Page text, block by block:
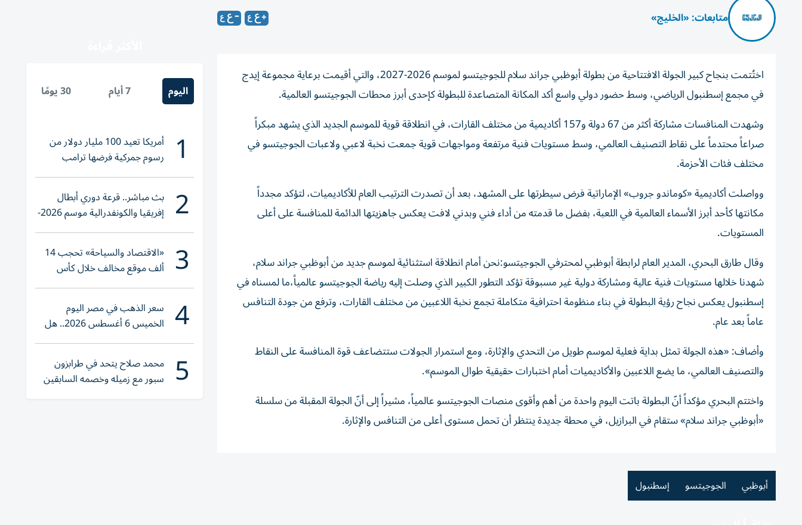
متابعات: «الخليج»
اختُتمت بنجاح كبير الجولة الافتتاحية من بطولة أبوظبي جراند سلام للجوجيتسو لموسم 2026-2027، والتي أقيمت برعاية مجموعة إيدج
في مجمع إسطنبول الرياضي، وسط حضور دولي واسع أكد المكانة المتصاعدة للبطولة كإحدى أبرز محطات الجوجيتسو العالمية.
وشهدت المنافسات مشاركة أكثر من 67 دولة و157 أكاديمية من مختلف القارات، في انطلاقة قوية للموسم الجديد الذي يشهد مبكراً
صراعاً محتدماً على نقاط التصنيف العالمي، وسط مستويات فنية مرتفعة ومواجهات قوية جمعت نخبة لاعبي ولاعبات الجوجيتسو في
مختلف فئات الأحزمة.
وواصلت أكاديمية «كوماندو جروب» الإماراتية فرض سيطرتها على المشهد، بعد أن تصدرت الترتيب العام للأكاديميات، لتؤكد مجدداً
مكانتها كأحد أبرز الأسماء العالمية في اللعبة، بفضل ما قدمته من أداء فني وبدني لافت يعكس جاهزيتها الدائمة للمنافسة على أعلى
المستويات.
وقال طارق البحري، المدير العام لرابطة أبوظبي لمحترفي الجوجيتسو:نحن أمام انطلاقة استثنائية لموسم جديد من أبوظبي جراند سلام،
شهدنا خلالها مستويات فنية عالية ومشاركة دولية غير مسبوقة تؤكد التطور الكبير الذي وصلت إليه رياضة الجوجيتسو عالمياً،ما لمسناه في
إسطنبول يعكس نجاح رؤية البطولة في بناء منظومة احترافية متكاملة تجمع نخبة اللاعبين من مختلف القارات، وترفع من جودة التنافس
عاماً بعد عام.
وأضاف: «هذه الجولة تمثل بداية فعلية لموسم طويل من التحدي والإثارة، ومع استمرار الجولات ستتضاعف قوة المنافسة على النقاط
والتصنيف العالمي، ما يضع اللاعبين والأكاديميات أمام اختبارات حقيقية طوال الموسم».
واختتم البحري مؤكداً أنّ البطولة باتت اليوم واحدة من أهم وأقوى منصات الجوجيتسو عالمياً، مشيراً إلى أنّ الجولة المقبلة من سلسلة
«أبوظبي جراند سلام» ستقام في البرازيل، في محطة جديدة ينتظر أن تحمل مستوى أعلى من التنافس والإثارة.
أبوظبي الجوجيتسو إسطنبول
اليوم 7 أيام 30 يومًا
1 أمريكا تعيد 100 مليار دولار من
رسوم جمركية فرضها ترامب
2 بث مباشر.. قرعة دوري أبطال
إفريقيا والكونفدرالية موسم 2026-
2027
3 «الاقتصاد والسياحة» تحجب 14
ألف موقع مخالف خلال كأس
العالم 2026
4 سعر الذهب في مصر اليوم
الخميس 6 أغسطس 2026.. هل
تنوي الشراء؟
5 محمد صلاح يتحد في طرابزون
سبور مع زميله وخصمه السابقين